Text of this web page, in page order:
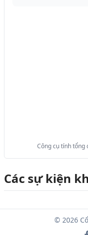
Công cụ tính tổng
Các sự kiện
© 2026